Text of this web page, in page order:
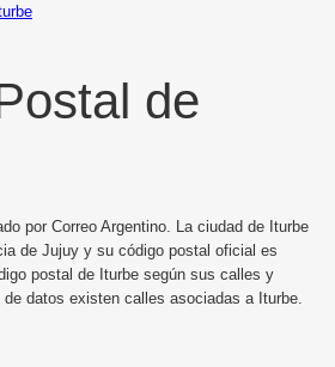
de
por Correo Argentino. La ciudad de Iturbe
de Jujuy y su código postal oficial es
postal de Iturbe según sus calles y
datos existen calles asociadas a Iturbe.